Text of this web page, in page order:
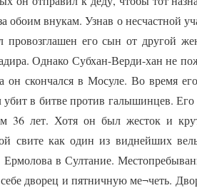
обоим внукам. Узнав о несчастной
провозглашен его сын от другой
Однако Субхан-Верди-хан не
он скончался в Мосуле. Во время
убит в битве против галышинцев.
36 лет. Хотя он был жесток и
свите как один из виднейших
Ермолова в Султание.
дворец и пятничную ме¬четь.